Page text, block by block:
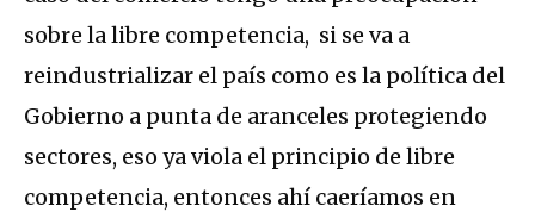
sobre la libre competencia, si se va a
reindustrializar el país como es la política del
Gobierno a punta de aranceles protegiendo
sectores, eso ya viola el principio de libre
competencia, entonces ahí caeríamos en